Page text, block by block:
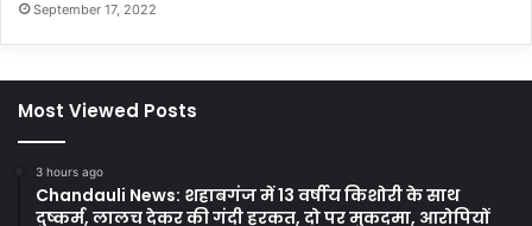
September 17, 2022
Most Viewed Posts
3 hours ago
Chandauli News: शहाबगंज में 13 वर्षीय किशोरी के साथ
दुष्कर्म, लालच देकर की गंदी हरकत, दो पर मुकदमा, आरोपियों